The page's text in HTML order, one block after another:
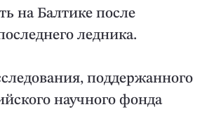
на Балтике после
ледника.
поддержанного
научного фонда